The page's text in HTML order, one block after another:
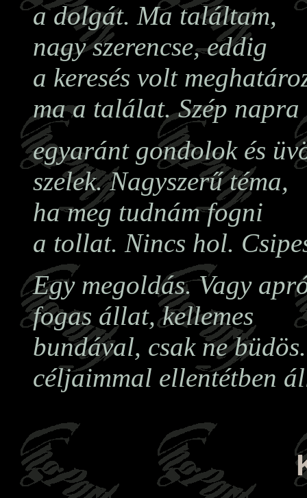
a dolgát. Ma találtam,
nagy szerencse, eddig
a keresés volt
ma a találat. Szép napra
egyaránt gondolok és
szelek. Nagyszerű téma,
ha meg tudnám fogni
a tollat. Nincs hol.
Egy megoldás. Vagy
fogas állat, kellemes
bundával, csak ne
céljaimmal ellentétben